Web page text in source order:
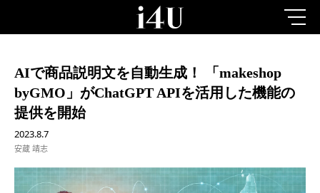
AIで商品説明文を自動生成！ 「makeshop
byGMO」がChatGPT APIを活用した機能の
提供を開始
2023.8.7
安蔵 靖志